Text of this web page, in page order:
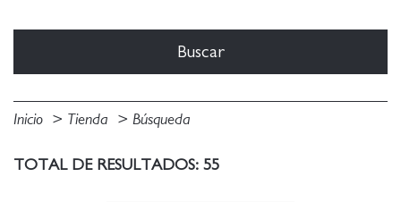
Inicio Tienda Búsqueda
TOTAL DE RESULTADOS: 55